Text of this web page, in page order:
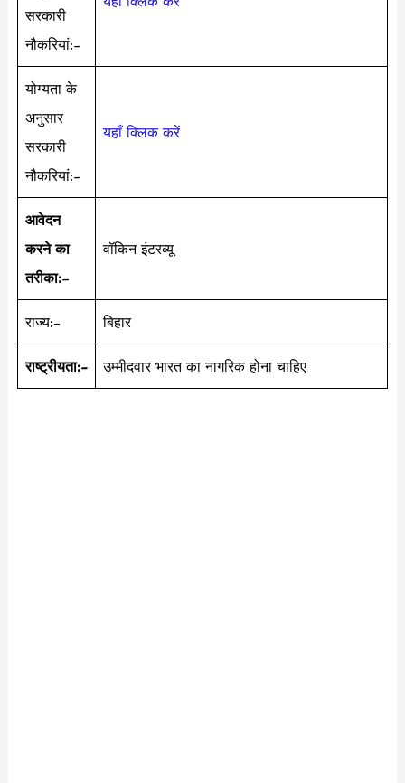
सरकारी
नौकरियां:-
योग्यता के
अनुसार
सरकारी
नौकरियां:-
यहाँ क्लिक करें
आवेदन
करने का
तरीका:–
वॉकिन इंटरव्यू
राज्य:- बिहार
राष्ट्रीयता:- उम्मीदवार भारत का नागरिक होना चाहिए